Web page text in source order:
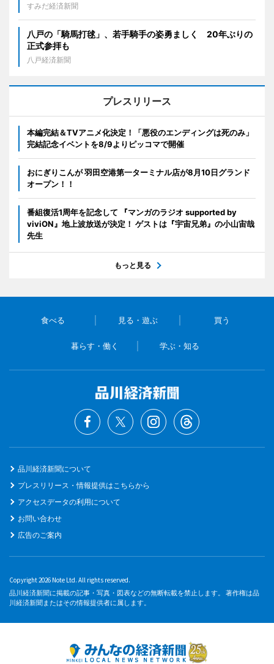
すみだ経済新聞
八戸の「騎馬打毬」、若手騎手の姿勇ましく 20年ぶりの
正式参拝も
八戸経済新聞
プレスリリース
本編完結＆TVアニメ化決定！「悪役のエンディングは死のみ」
完結記念イベントを8/9よりピッコマで開催
おにぎりこんが 羽田空港第一ターミナル店が8月10日グランド
オープン！！
番組復活1周年を記念して 『マンガのラジオ supported by
viviON』地上波放送が決定！ ゲストは『宇宙兄弟』の小山宙哉
先生
もっと見る
食べる 見る・遊ぶ 買う
暮らす・働く 学ぶ・知る
品川経済新聞について
プレスリリース・情報提供はこちらから
アクセスデータの利用について
お問い合わせ
広告のご案内
Copyright 2026 Note Ltd. All rights reserved.
品川経済新聞に掲載の記事・写真・図表などの無断転載を禁止します。 著作権は品
川経済新聞またはその情報提供者に属します。